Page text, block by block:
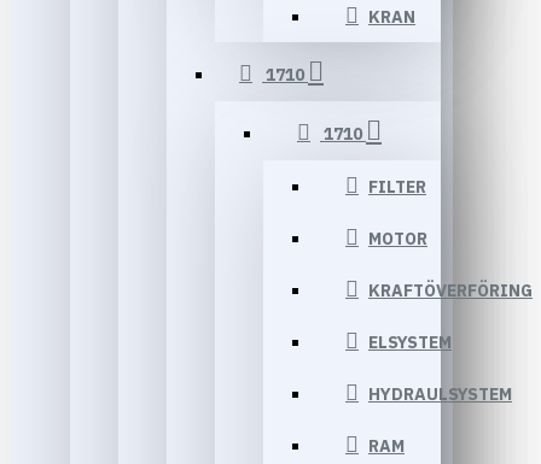
KRAN
1710
1710
FILTER
MOTOR
KRAFTÖVERFÖRING
ELSYSTEM
HYDRAULSYSTEM
RAM